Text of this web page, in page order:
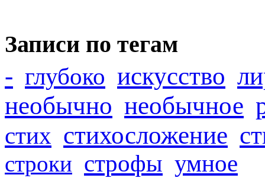
Записи по тегам
- глубоко искусство
необычно необычное
стих стихосложение
строки строфы умное